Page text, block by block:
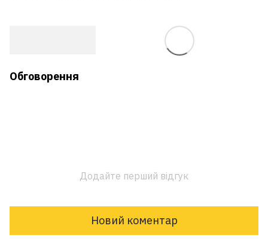
Обговорення
Додайте перший відгук
Новий коментар